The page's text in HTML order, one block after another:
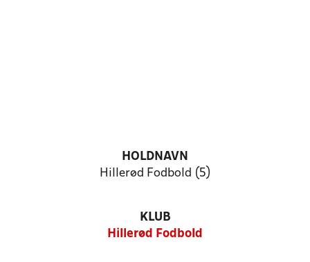
HOLDNAVN
Hillerød Fodbold (5)
KLUB
Hillerød Fodbold